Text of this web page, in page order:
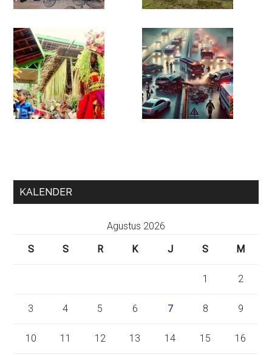
KALENDER
Agustus 2026
S
S R K J S M
1 2
3 4 5 6 7 8 9
10 11 12 13 14 15 16